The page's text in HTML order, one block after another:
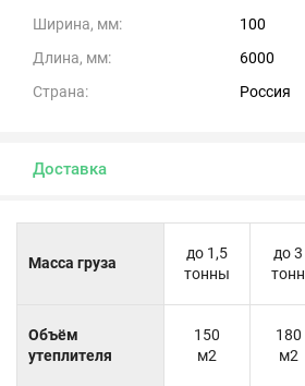
Ширина, мм:
100
Длина, мм:
6000
Страна:
Россия
Доставка
Масса груза
до 1,5
тонны
до 3
тонн
Объём
утеплителя
150
м2
180
м2